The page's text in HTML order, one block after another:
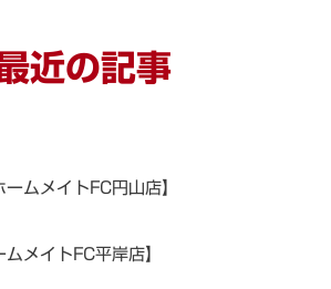
近の記事
ムメイトFC円山店】
メイトFC平岸店】